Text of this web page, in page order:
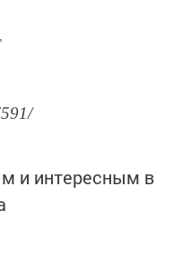
и интересным в